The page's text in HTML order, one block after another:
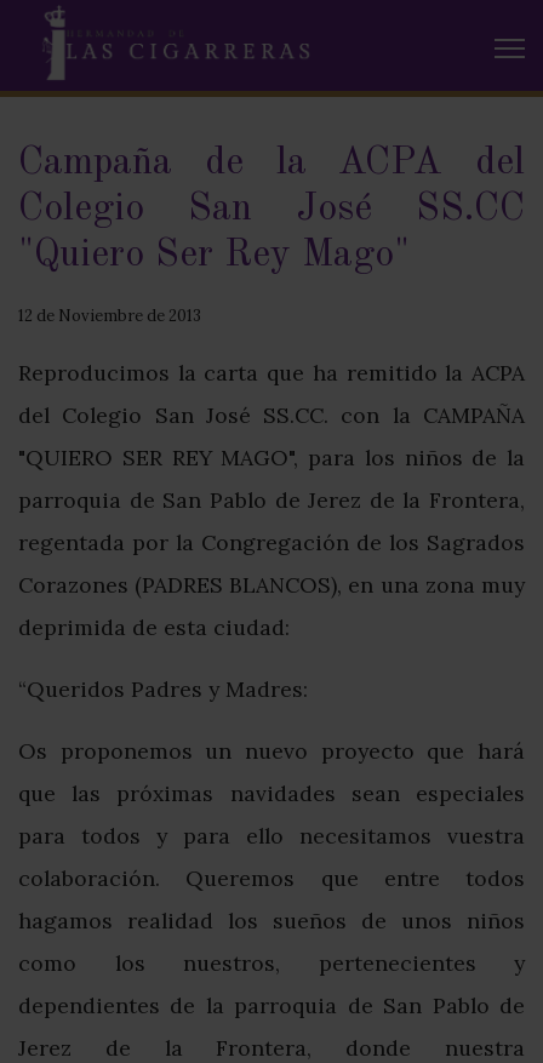
Campaña de la ACPA del
Colegio San José SS.CC
"Quiero Ser Rey Mago"
12 de Noviembre de 2013
Reproducimos la carta que ha remitido la ACPA
del Colegio San José SS.CC. con la CAMPAÑA
"QUIERO SER REY MAGO", para los niños de la
parroquia de San Pablo de Jerez de la Frontera,
regentada por la Congregación de los Sagrados
Corazones (PADRES BLANCOS), en una zona muy
deprimida de esta ciudad:
“Queridos Padres y Madres:
Os proponemos un nuevo proyecto que hará
que las próximas navidades sean especiales
para todos y para ello necesitamos vuestra
colaboración. Queremos que entre todos
hagamos realidad los sueños de unos niños
como los nuestros, pertenecientes y
dependientes de la parroquia de San Pablo de
Jerez de la Frontera, donde nuestra